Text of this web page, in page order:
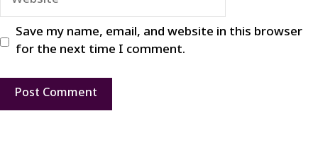
Save my name, email, and website in this browser
for the next time I comment.